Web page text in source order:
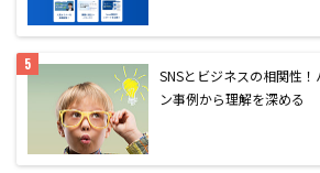
SNSとビジネスの相関性
ン事例から理解を深める